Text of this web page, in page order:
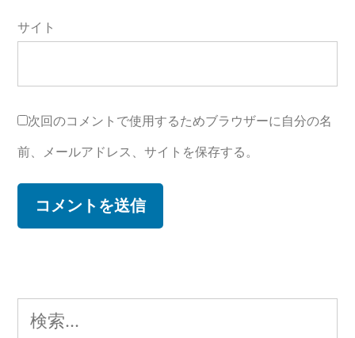
サイト
次回のコメントで使用するためブラウザーに自分の名
前、メールアドレス、サイトを保存する。
検